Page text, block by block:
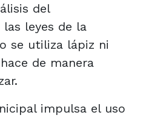
del
leyes de la
se utiliza lápiz ni
de manera
impulsa el uso